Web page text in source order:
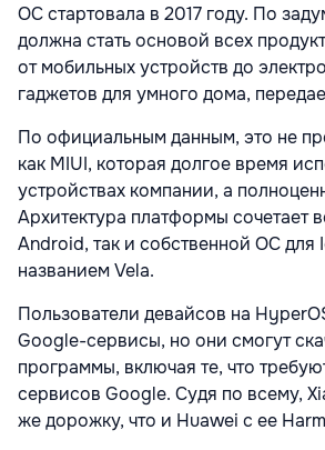
ОС стартовала в 2017 году. По
должна стать основой всех
от мобильных устройств до
гаджетов для умного дома,
По официальным данным, это не
как MIUI, которая долгое время
устройствах компании, а
Архитектура платформы сочетает
Android, так и собственной ОС для
названием Vela.
Пользователи девайсов на
Google-сервисы, но они смогут
программы, включая те, что
сервисов Google. Судя по всему,
же дорожку, что и Huawei с ее